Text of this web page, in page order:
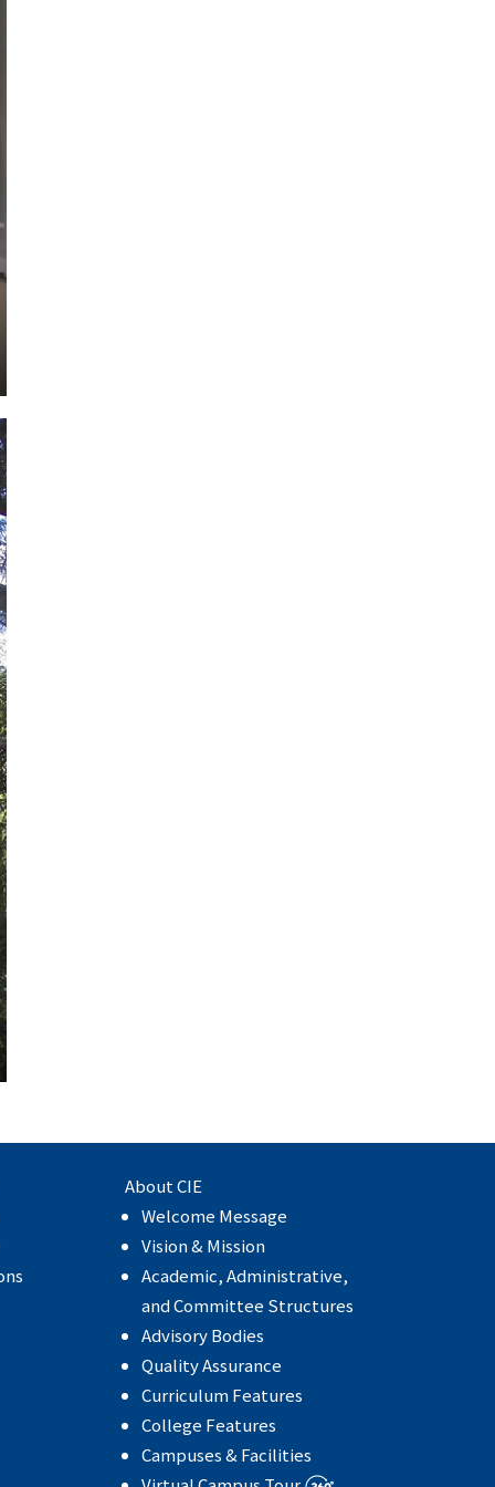
About CIE
Welcome Message
Vision & Mission
Academic, Administrative,
and Committee Structures
Advisory Bodies
Quality Assurance
Curriculum Features
College Features
Campuses & Facilities